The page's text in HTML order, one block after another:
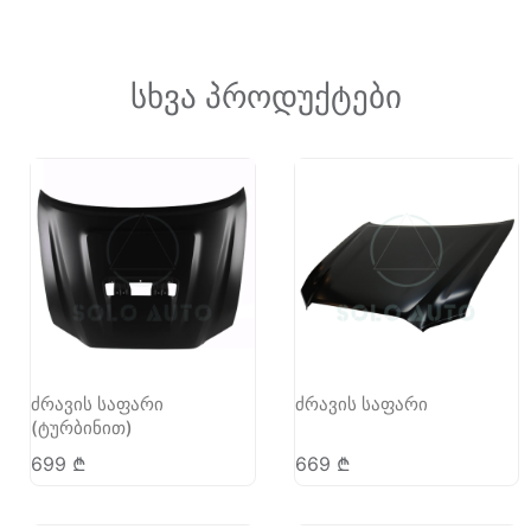
სხვა პროდუქტები
ძრავის საფარი
(ტურბინით)
699 ₾
ძრავის საფარი
669 ₾